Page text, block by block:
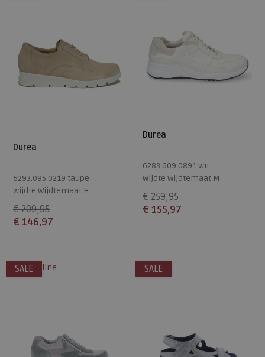
Durea
6293.095.0219 taupe
wijdte Wijdtemaat H
€ 209,95
€ 146,97
7,5
Durea
6283.609.0891 wit
wijdte Wijdtemaat M
€ 259,95
€ 155,97
SALE
alleen online SALE